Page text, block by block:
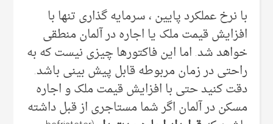
با نرخ عملکرد پایین ، سرمایه گذاری تنها با
افزایش قیمت ملک یا اجاره در آلمان منطقی
خواهد شد. اما این فاکتورها چیزی نیست که به
راحتی در زمان مربوطه قابل پیش بینی باشد.
دقت کنید حتی با افزایش قیمت ملک و اجاره
مسکن در آلمان اگر شما مستاجری از قبل داشته